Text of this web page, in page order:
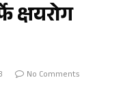
क्षयरोग
No Comments